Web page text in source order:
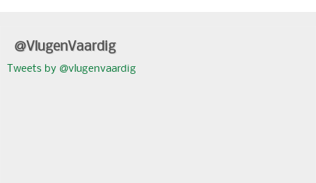
@VlugenVaardig
Tweets by @vlugenvaardig